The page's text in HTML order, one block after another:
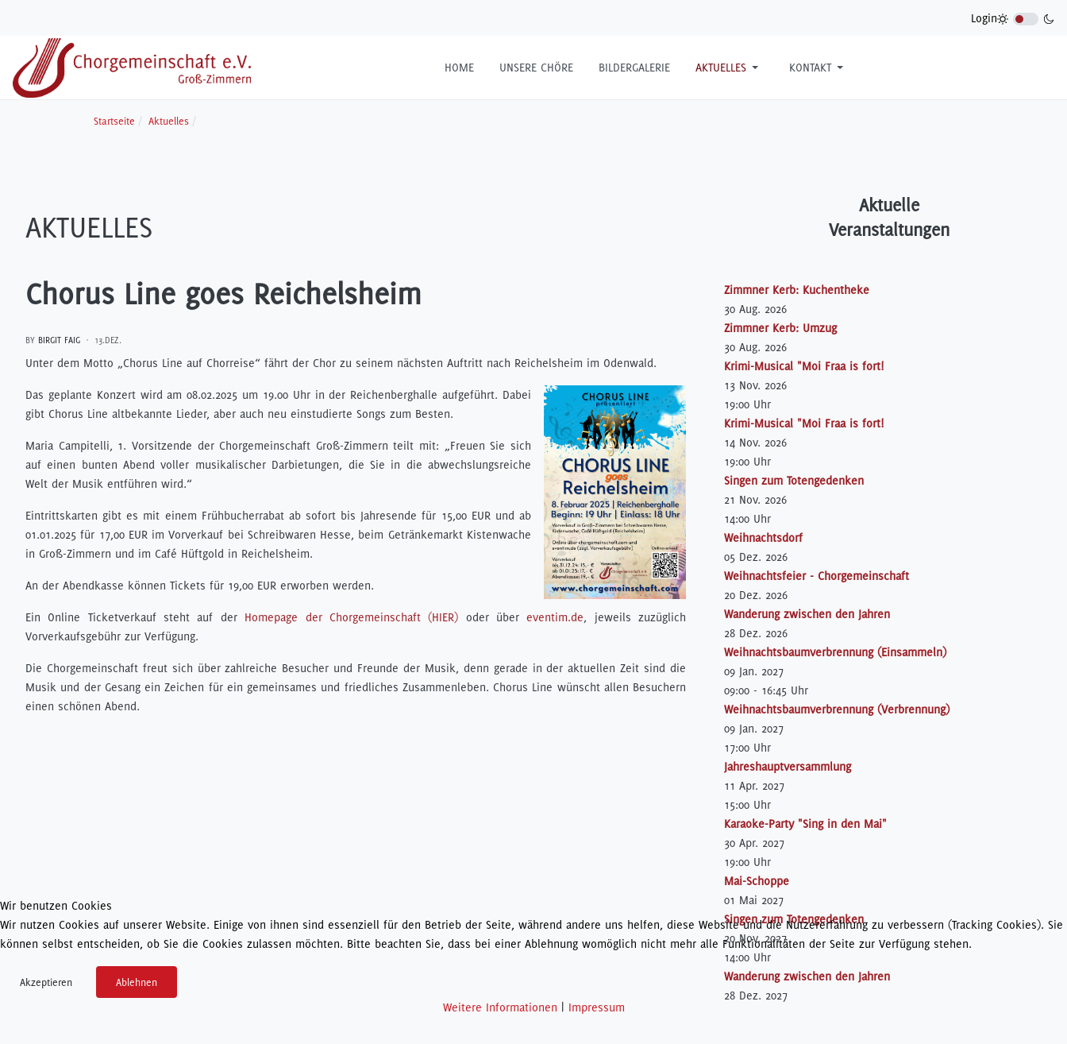
Login
HOME UNSERE CHÖRE BILDERGALERIE AKTUELLES KONTAKT
Startseite Aktuelles
AKTUELLES
Chorus Line goes Reichelsheim
BY BIRGIT FAIG 13.DEZ.
Unter dem Motto „Chorus Line auf Chorreise“ fährt der Chor zu seinem nächsten Auftritt nach Reichelsheim im Odenwald.
Das geplante Konzert wird am 08.02.2025 um 19.00 Uhr in der Reichenberghalle aufgeführt. Dabei
gibt Chorus Line altbekannte Lieder, aber auch neu einstudierte Songs zum Besten.
Maria Campitelli, 1. Vorsitzende der Chorgemeinschaft Groß-Zimmern teilt mit: „Freuen Sie sich
auf einen bunten Abend voller musikalischer Darbietungen, die Sie in die abwechslungsreiche
Welt der Musik entführen wird.“
Eintrittskarten gibt es mit einem Frühbucherrabat ab sofort bis Jahresende für 15,00 EUR und ab
01.01.2025 für 17,00 EUR im Vorverkauf bei Schreibwaren Hesse, beim Getränkemarkt Kistenwache
in Groß-Zimmern und im Café Hüftgold in Reichelsheim.
An der Abendkasse können Tickets für 19,00 EUR erworben werden.
Ein Online Ticketverkauf steht auf der Homepage der Chorgemeinschaft (HIER) oder übereventim.de, jeweils zuzüglich
Vorverkaufsgebühr zur Verfügung.
Die Chorgemeinschaft freut sich über zahlreiche Besucher und Freunde der Musik, denn gerade in der aktuellen Zeit sind die
Musik und der Gesang ein Zeichen für ein gemeinsames und friedliches Zusammenleben. Chorus Line wünscht allen Besuchern
einen schönen Abend.
Aktuelle
Veranstaltungen
Zimmner Kerb: Kuchentheke
30 Aug. 2026
Zimmner Kerb: Umzug
30 Aug. 2026
Krimi-Musical "Moi Fraa is fort!
13 Nov. 2026
19:00 Uhr
Krimi-Musical "Moi Fraa is fort!
14 Nov. 2026
19:00 Uhr
Singen zum Totengedenken
21 Nov. 2026
14:00 Uhr
Weihnachtsdorf
05 Dez. 2026
Weihnachtsfeier - Chorgemeinschaft
20 Dez. 2026
Wanderung zwischen den Jahren
28 Dez. 2026
Weihnachtsbaumverbrennung (Einsammeln)
09 Jan. 2027
09:00 - 16:45 Uhr
Weihnachtsbaumverbrennung (Verbrennung)
09 Jan. 2027
17:00 Uhr
Jahreshauptversammlung
11 Apr. 2027
15:00 Uhr
Karaoke-Party "Sing in den Mai"
30 Apr. 2027
19:00 Uhr
Mai-Schoppe
01 Mai 2027
Singen zum Totengedenken
20 Nov. 2027
14:00 Uhr
Wanderung zwischen den Jahren
28 Dez. 2027
Wir benutzen Cookies
Wir nutzen Cookies auf unserer Website. Einige von ihnen sind essenziell für den Betrieb der Seite, während andere uns helfen, diese Website und die Nutzererfahrung zu verbessern (Tracking Cookies). Sie
können selbst entscheiden, ob Sie die Cookies zulassen möchten. Bitte beachten Sie, dass bei einer Ablehnung womöglich nicht mehr alle Funktionalitäten der Seite zur Verfügung stehen.
Akzeptieren Ablehnen
Weitere Informationen Impressum